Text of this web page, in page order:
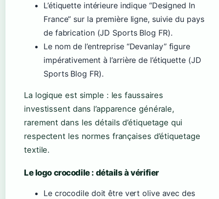
L’étiquette intérieure indique “Designed In
France” sur la première ligne, suivie du pays
de fabrication (JD Sports Blog FR).
Le nom de l’entreprise “Devanlay” figure
impérativement à l’arrière de l’étiquette (JD
Sports Blog FR).
La logique est simple : les faussaires
investissent dans l’apparence générale,
rarement dans les détails d’étiquetage qui
respectent les normes françaises d’étiquetage
textile.
Le logo crocodile : détails à vérifier
Le crocodile doit être vert olive avec des